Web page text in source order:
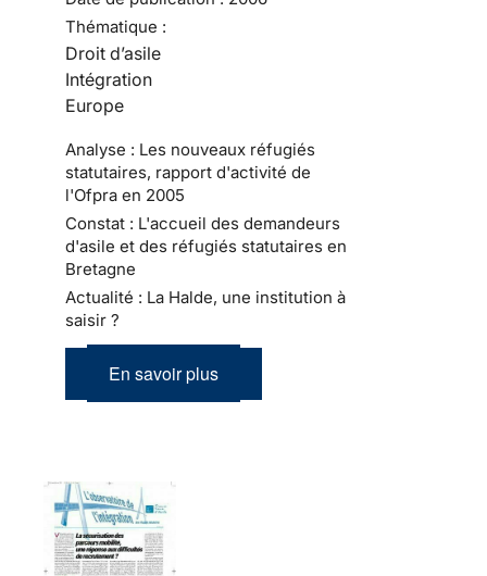
Thématique :
Droit d’asile
Intégration
Europe
Analyse : Les nouveaux réfugiés
statutaires, rapport d'activité de
l'Ofpra en 2005
Constat : L'accueil des demandeurs
d'asile et des réfugiés statutaires en
Bretagne
Actualité : La Halde, une institution à
saisir ?
En savoir plus